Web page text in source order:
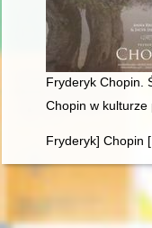
Fryderyk Chopin.
Chopin w kulturze
Fryderyk] Chopin